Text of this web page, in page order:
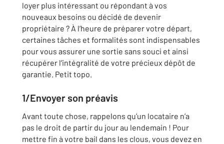
loyer plus intéressant ou répondant à vos
nouveaux besoins ou décidé de devenir
propriétaire ? À l’heure de préparer votre départ,
certaines tâches et formalités sont indispensables
pour vous assurer une sortie sans souci et ainsi
récupérer l’intégralité de votre précieux dépôt de
garantie. Petit topo.
1/Envoyer son préavis
Avant toute chose, rappelons qu’un locataire n’a
pas le droit de partir du jour au lendemain ! Pour
mettre fin à votre bail dans les clous, vous devez en